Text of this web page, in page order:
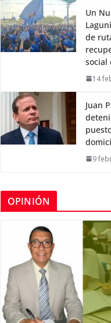
Un
de
social
14
Juan
9
OPINIÓN